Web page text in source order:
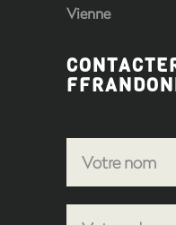
Vienne